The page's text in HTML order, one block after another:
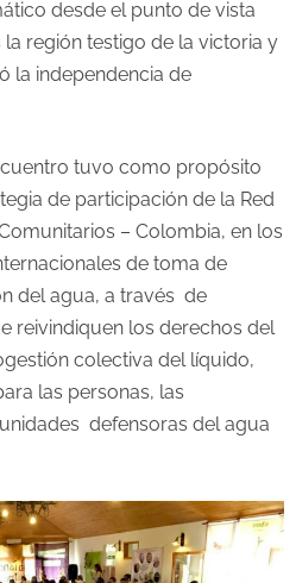
desde el punto de vista
región testigo de la victoria y
la independencia de
tuvo como propósito
de participación de la Red
– Colombia, en los
de toma de
del agua, a través de
reivindiquen los derechos del
colectiva del líquido,
las personas, las
defensoras del agua